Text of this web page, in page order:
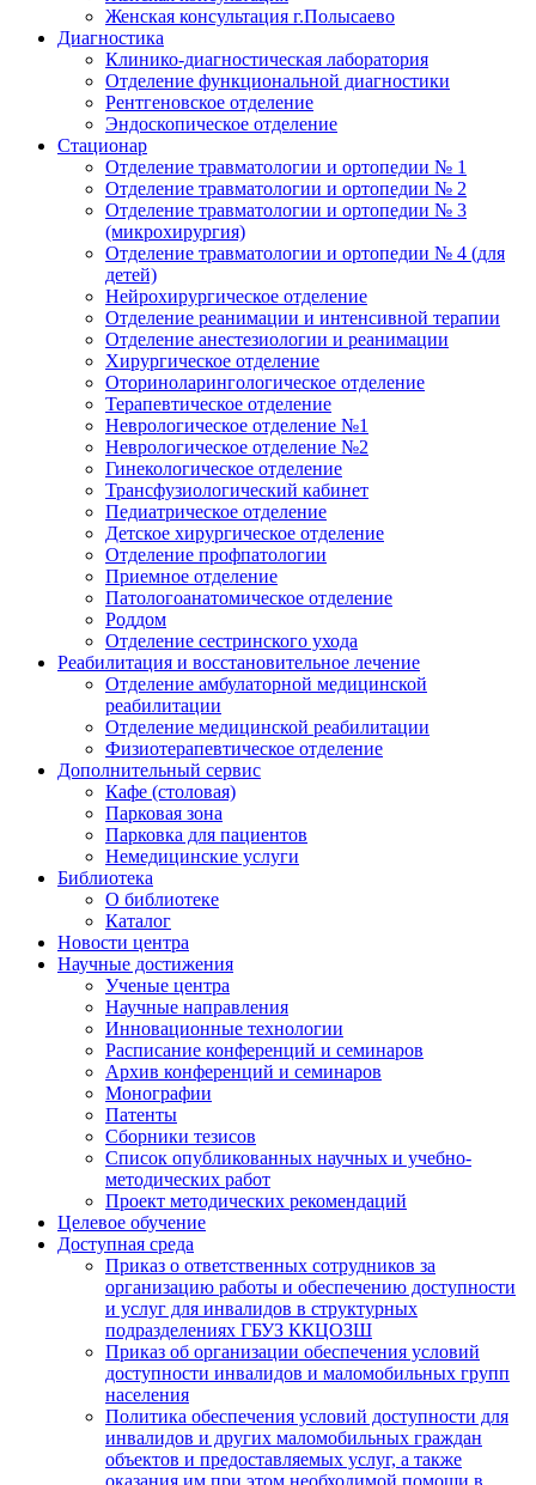
Женская консультация г.Полысаево
Диагностика
Клинико-диагностическая лаборатория
Отделение функциональной диагностики
Рентгеновское отделение
Эндоскопическое отделение
Стационар
Отделение травматологии и ортопедии № 1
Отделение травматологии и ортопедии № 2
Отделение травматологии и ортопедии № 3
(микрохирургия)
Отделение травматологии и ортопедии № 4 (для
детей)
Нейрохирургическое отделение
Отделение реанимации и интенсивной терапии
Отделение анестезиологии и реанимации
Хирургическое отделение
Оториноларингологическое отделение
Терапевтическое отделение
Неврологическое отделение №1
Неврологическое отделение №2
Гинекологическое отделение
Трансфузиологический кабинет
Педиатрическое отделение
Детское хирургическое отделение
Отделение профпатологии
Приемное отделение
Патологоанатомическое отделение
Роддом
Отделение сестринского ухода
Реабилитация и восстановительное лечение
Отделение амбулаторной медицинской
реабилитации
Отделение медицинской реабилитации
Физиотерапевтическое отделение
Дополнительный сервис
Кафе (столовая)
Парковая зона
Парковка для пациентов
Немедицинские услуги
Библиотека
О библиотеке
Каталог
Новости центра
Научные достижения
Ученые центра
Научные направления
Инновационные технологии
Расписание конференций и семинаров
Архив конференций и семинаров
Монографии
Патенты
Сборники тезисов
Список опубликованных научных и учебно-
методических работ
Проект методических рекомендаций
Целевое обучение
Доступная среда
Приказ о ответственных сотрудников за
организацию работы и обеспечению доступности
и услуг для инвалидов в структурных
подразделениях ГБУЗ ККЦОЗШ
Приказ об организации обеспечения условий
доступности инвалидов и маломобильных групп
населения
Политика обеспечения условий доступности для
инвалидов и других маломобильных граждан
объектов и предоставляемых услуг, а также
оказания им при этом необходимой помощи в